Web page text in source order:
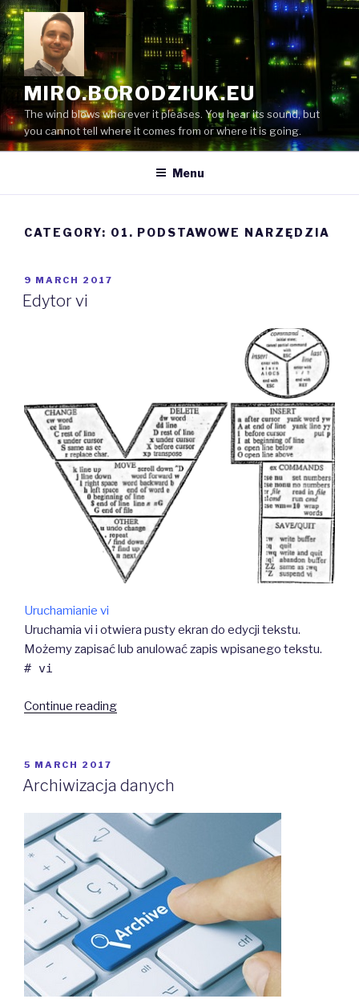
Skip
to
content
MIRO.BORODZIUK.EU
The wind blows wherever it pleases. You hear its sound, but
you cannot tell where it comes from or where it is going.
Menu
CATEGORY: 01. PODSTAWOWE NARZĘDZIA
POSTED
ON
9 MARCH 2017
Edytor vi
Uruchamianie vi
Uruchamia vi i otwiera pusty ekran do edycji tekstu.
Możemy zapisać lub anulować zapis wpisanego tekstu.
# vi
Continue reading“Edytor
POSTED
ON
5 MARCH 2017
Archiwizacja danych